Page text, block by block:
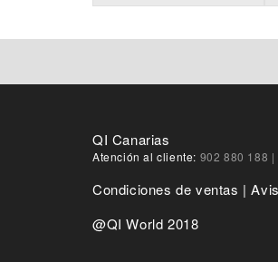
QI Canarias
Atención al cliente: 902 880 188 |
Condiciones de ventas |
@QI World 2018